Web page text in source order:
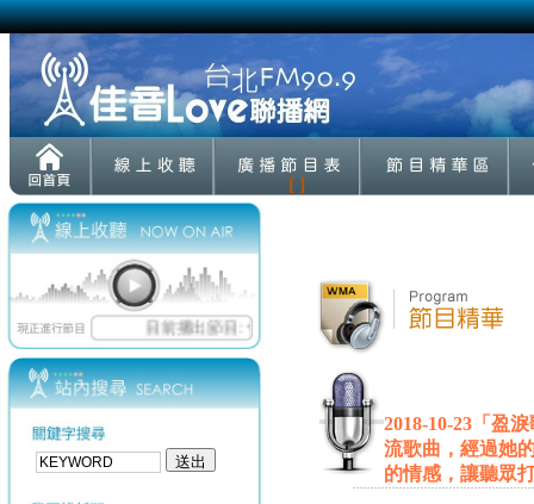
[ ]
2018-10-23「盈
流歌曲，經過她
的情感，讓聽眾